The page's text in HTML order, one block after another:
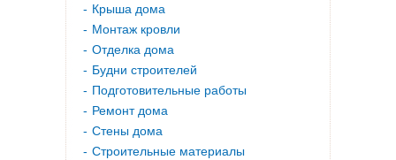
Крыша дома
Монтаж кровли
Отделка дома
Будни строителей
Подготовительные работы
Ремонт дома
Стены дома
Строительные материалы